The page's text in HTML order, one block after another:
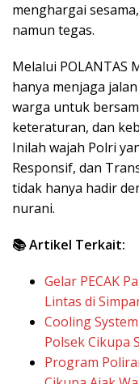
menghargai
namun tegas.
Melalui POLANTAS
hanya menjaga
warga untuk
keteraturan, dan
Inilah wajah Polri
Responsif, dan
tidak hanya hadir
nurani.
📚 Artikel Terkait:
Gelar PECAK
Lintas di
Cooling
Polsek Cikupa
Program